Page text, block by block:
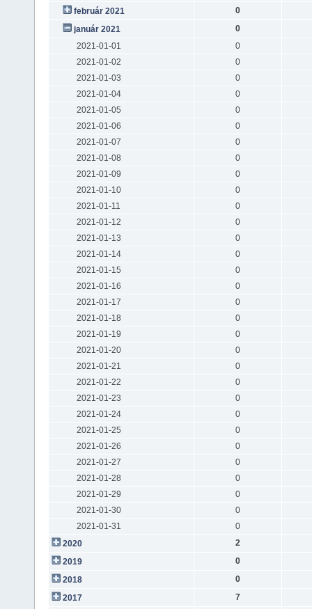
február 2021
0
január 2021
0
2021-01-01
0
2021-01-02
0
2021-01-03
0
2021-01-04
0
2021-01-05
0
2021-01-06
0
2021-01-07
0
2021-01-08
0
2021-01-09
0
2021-01-10
0
2021-01-11
0
2021-01-12
0
2021-01-13
0
2021-01-14
0
2021-01-15
0
2021-01-16
0
2021-01-17
0
2021-01-18
0
2021-01-19
0
2021-01-20
0
2021-01-21
0
2021-01-22
0
2021-01-23
0
2021-01-24
0
2021-01-25
0
2021-01-26
0
2021-01-27
0
2021-01-28
0
2021-01-29
0
2021-01-30
0
2021-01-31
0
2020
2
2019
0
2018
0
2017
7